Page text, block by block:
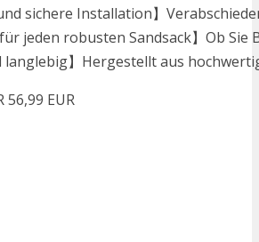
sichere Installation】
jeden robusten Sandsack】Ob Sie
】Hergestellt aus
56,99 EUR